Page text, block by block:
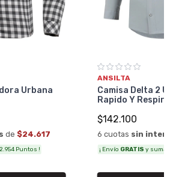
Urbana
de $24.617
Puntos !
ANSILTA
Camisa Delta 2
Rapido Y
$142.100
6 cuotas sin
¡ Envío GRATIS y sumás